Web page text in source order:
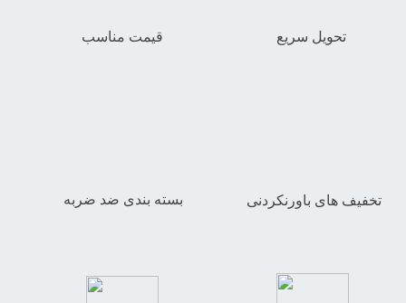
تحویل سریع قیمت مناسب
تخفیف های باورنکردنی بسته بندی ضد ضربه